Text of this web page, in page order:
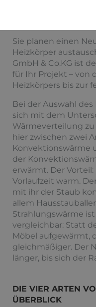
Sie planen einen
Heizkörper
GmbH & Co.KG ist
für Ihr Projekt – von
Heizkörpers bis zur
Bei der Auswahl
sich mit dem
Wärmeverteilung
hier zwischen zwei
Konvektionswärme
der
erwärmt. Der
Vorlaufzeit warm.
mit ihr der Staub
allem
Strahlungswärme
vergleichbar: Statt
Möbel aufgewärmt,
gleichmäßiger. Der
länger, bis sich der
DIE VIER ARTEN
ÜBERBLICK